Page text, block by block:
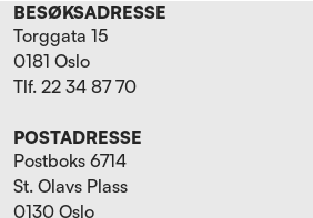
BESØKSADRESSE
Torggata 15
0181 Oslo
Tlf. 22 34 87 70
POSTADRESSE
Postboks 6714
St. Olavs Plass
0130 Oslo